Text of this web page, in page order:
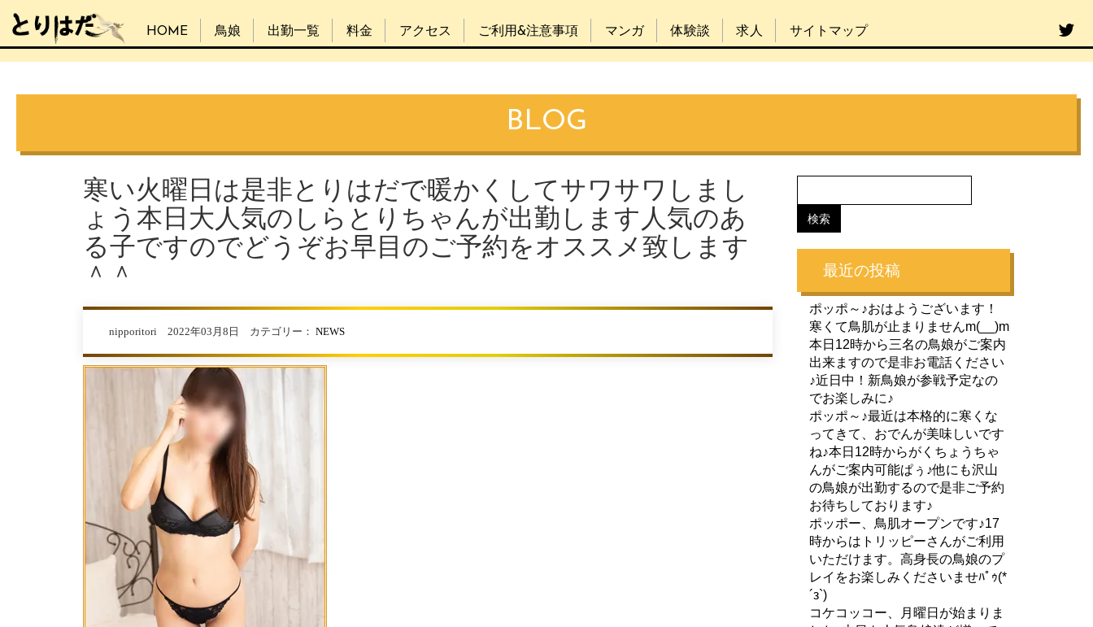
HOME 鳥娘 出勤一覧 料金 アクセス ご利用&注意事項 マンガ 体験談 求人 サイトマップ
BLOG
寒い火曜日は是非とりはだで暖かくしてサワサワしまし
ょう本日大人気のしらとりちゃんが出勤します人気のあ
る子ですのでどうぞお早目のご予約をオススメ致します
＾＾
nipporitori 2022年03月8日 カテゴリー： NEWS
最近の投稿
ポッポ～♪おはようございます！
寒くて鳥肌が止まりませんm(__)m
本日12時から三名の鳥娘がご案内
出来ますので是非お電話ください
♪近日中！新鳥娘が参戦予定なの
でお楽しみに♪
ポッポ～♪最近は本格的に寒くな
ってきて、おでんが美味しいです
ね♪本日12時からがくちょうちゃ
んがご案内可能ぱぅ♪他にも沢山
の鳥娘が出勤するので是非ご予約
お待ちしております♪
ポッポー、鳥肌オープンです♪17
時からはトリッピーさんがご利用
いただけます。高身長の鳥娘のプ
レイをお楽しみくださいませﾊﾟｩ(*
´з`)
コケコッコー、月曜日が始まりま